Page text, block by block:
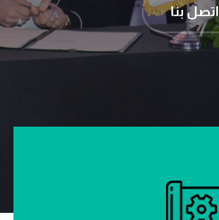
اتصل بنا